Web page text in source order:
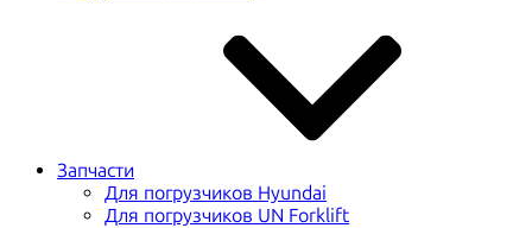
Запчасти
Для погрузчиков Hyundai
Для погрузчиков UN Forklift